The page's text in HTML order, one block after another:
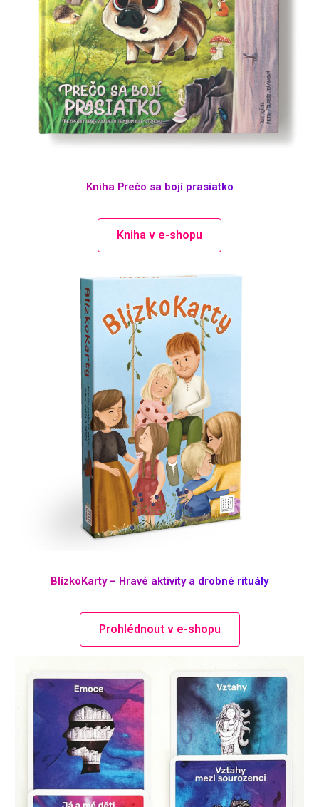
Kniha Prečo sa bojí prasiatko
Kniha v e-shopu
BlízkoKarty – Hravé aktivity a drobné rituály
Prohlédnout v e-shopu